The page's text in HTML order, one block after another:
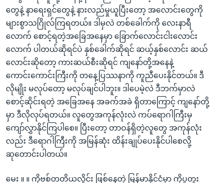
တွေနဲ့ နာရေးရှင်တွေနဲ့ နားလည်မှုယူပြီးတော့ အလောင်းတွေကို
များစွာသဂြိုလ်ကြရတယ်။ ဒါမှလဲ တစ်ခေါက်ကို လေးနာရီ
လောက် စောင့်ရတဲ့အခြေအနေမှာ ခြောက်လောင်းငါးလောင်း
လောက် ပါတယ်ဆိုရင်ပဲ နှစ်ခေါက်ဆိုရင် ဆယ့်နှစ်လောင်း ဆယ်
လောင်းဆိုတော့ ကားဆယ်စီးဆိုရင် ကျနော်တို့အနေနဲ့
ကောင်းကောင်းကြီးကို တနေ့ပြဿနာကို ကူညီပေးနိုင်တယ်။ ဒီ
လိုမျိုး မလုပ်တော့ မလုပ်ချင်ပါဘူး။ ဒါပေမဲ့လဲ ဒီဘက်မှာလဲ
စောင့်ဆိုင်းရတဲ့ အခြေအနေ အခက်အခဲ ရှိတာကြောင့် ကျနော်တို့
မှာ ဒီလိုလုပ်ရတယ်။ လူတွေအကုန်လုံးလဲ ကပ်ရောဂါကြီးမှ
ကျော်လွှာနိုင်ကြပါစေ။ ပြီးတော့ တာဝန်ရှိတဲ့လူတွေ အကုန်လုံး
လည်း ဒီရောဂါကြီးကို အမြန်ဆုံး ထိန်းချုပ်ပေးနိုင်ပါစေလို့
ဆုတောင်းပါတယ်။
မေး ။ ။ ကိုဗစ်တတိယလှိုင်း ဖြစ်နေတဲ့ မြန်မာနိုင်ငံမှာ ကိုပူတူး